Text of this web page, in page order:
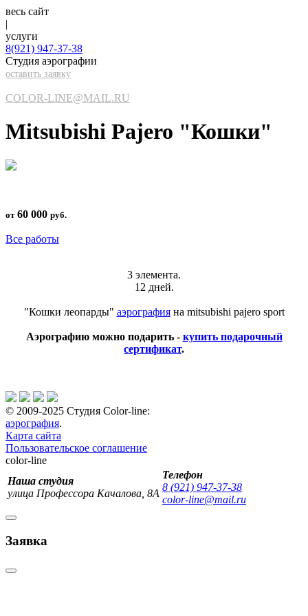
весь сайт
|
услуги
8(921) 947-37-38
Студия аэрографии
оставить заявку
COLOR-LINE@MAIL.RU
Mitsubishi Pajero "Кошки"
от60 000 руб.
Все работы
3 элемента.
12 дней.
"Кошки леопарды" аэрографияна mitsubishi pajero sport
Аэрографию можно подарить - купить подарочный
сертификат.
© 2009-2025 Студия Color-line:
аэрография.
Карта сайта
Пользовательское соглашение
color-line
Наша студия
улица Профессора Качалова, 8А
Телефон
8 (921) 947-37-38
color-line@mail.ru
Заявка